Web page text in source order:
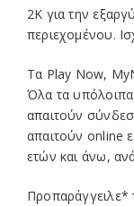
2K για την
περιεχομένου.
Τα Play Now,
Όλα τα υπόλοιπα
απαιτούν
απαιτούν online
ετών και άνω,
Προπαράγγειλε*